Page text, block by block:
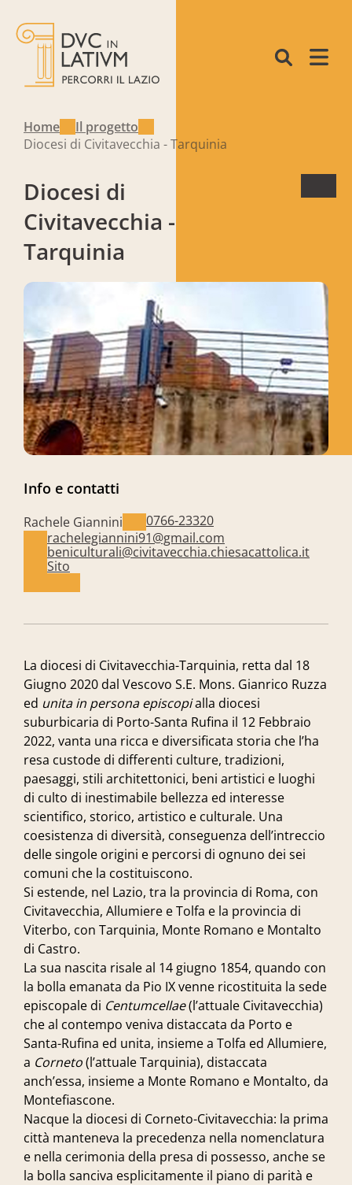
Home
Il progetto
Diocesi di Civitavecchia - Tarquinia
Diocesi di
Civitavecchia -
Tarquinia
Info e contatti
Rachele Giannini
rachelegiannini91@gmail.com
beniculturali@civitavecchia.chiesacattolica.it
0766-23320
Sito
La diocesi di Civitavecchia-Tarquinia, retta dal 18
Giugno 2020 dal Vescovo S.E. Mons. Gianrico Ruzza
ed unita in persona episcopialla diocesi
suburbicaria di Porto-Santa Rufina il 12 Febbraio
2022, vanta una ricca e diversificata storia che l’ha
resa custode di differenti culture, tradizioni,
paesaggi, stili architettonici, beni artistici e luoghi
di culto di inestimabile bellezza ed interesse
scientifico, storico, artistico e culturale. Una
coesistenza di diversità, conseguenza dell’intreccio
delle singole origini e percorsi di ognuno dei sei
comuni che la costituiscono.
Si estende, nel Lazio, tra la provincia di Roma, con
Civitavecchia, Allumiere e Tolfa e la provincia di
Viterbo, con Tarquinia, Monte Romano e Montalto
di Castro.
La sua nascita risale al 14 giugno 1854, quando con
la bolla emanata da Pio IX venne ricostituita la sede
episcopale di Centumcellae(l’attuale Civitavecchia)
che al contempo veniva distaccata da Porto e
Santa-Rufina ed unita, insieme a Tolfa ed Allumiere,
a Corneto(l’attuale Tarquinia), distaccata
anch’essa, insieme a Monte Romano e Montalto, da
Montefiascone.
Nacque la diocesi di Corneto-Civitavecchia: la prima
città manteneva la precedenza nella nomenclatura
e nella cerimonia della presa di possesso, anche se
la bolla sanciva esplicitamente il piano di parità e